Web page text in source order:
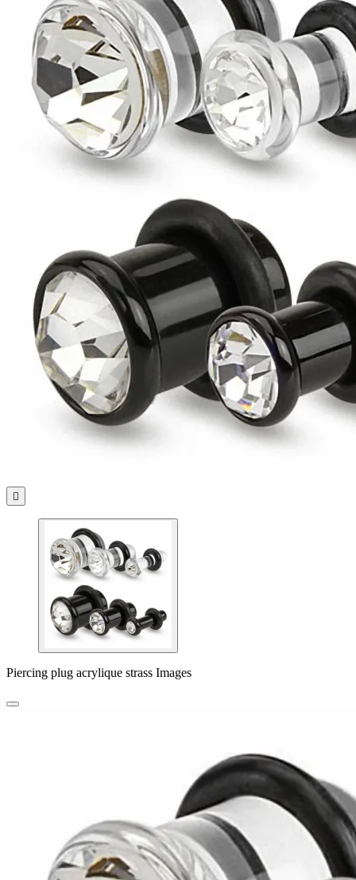

Piercing plug acrylique strass Images